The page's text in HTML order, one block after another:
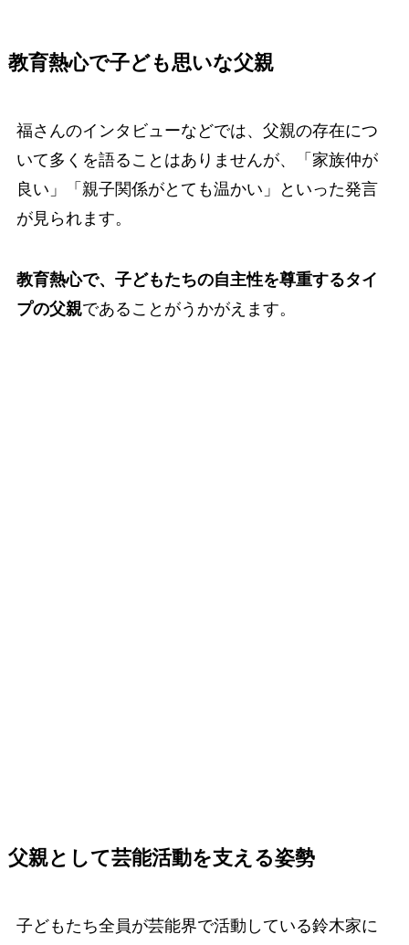
教育熱心で子ども思いな父親
福さんのインタビューなどでは、父親の存在につ
いて多くを語ることはありませんが、「家族仲が
良い」「親子関係がとても温かい」といった発言
が見られます。
教育熱心で、子どもたちの自主性を尊重するタイ
プの父親であることがうかがえます。
父親として芸能活動を支える姿勢
子どもたち全員が芸能界で活動している鈴木家に